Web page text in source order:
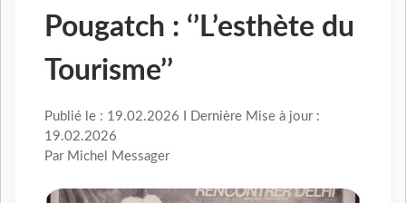
Pougatch : ‘’L’esthète du
Tourisme’’
Publié le : 19.02.2026 I Dernière Mise à jour :
19.02.2026
Par Michel Messager